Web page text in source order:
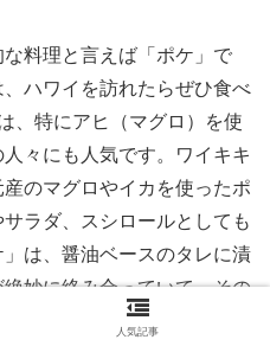
料理と言えば「ポケ」で
ハワイを訪れたらぜひ食べ
、特にアヒ（マグロ）を使
々にも人気です。ワイキキ
のマグロやイカを使ったポ
ラダ、スシロールとしても
は、醤油ベースのタレに漬
妙に絡み合っていて、その
です。
人気記事